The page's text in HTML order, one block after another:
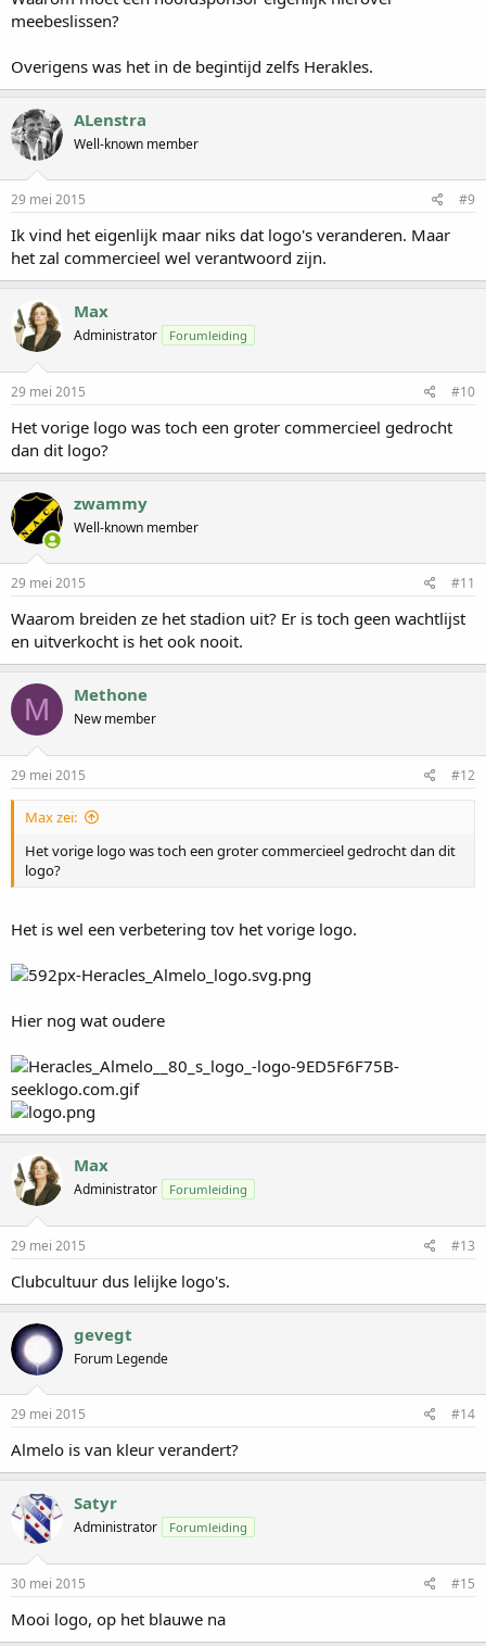
meebeslissen?
Overigens was het in de begintijd zelfs Herakles.
ALenstra
Well-known member
29 mei 2015 #9
Ik vind het eigenlijk maar niks dat logo's veranderen. Maar
het zal commercieel wel verantwoord zijn.
Max
Administrator Forumleiding
29 mei 2015 #10
Het vorige logo was toch een groter commercieel gedrocht
dan dit logo?
zwammy
Well-known member
29 mei 2015 #11
Waarom breiden ze het stadion uit? Er is toch geen wachtlijst
en uitverkocht is het ook nooit.
M Methone
New member
29 mei 2015 #12
Max zei:
Het vorige logo was toch een groter commercieel gedrocht dan dit
logo?
Het is wel een verbetering tov het vorige logo.
Hier nog wat oudere
Max
Administrator Forumleiding
29 mei 2015 #13
Clubcultuur dus lelijke logo's.
gevegt
Forum Legende
29 mei 2015 #14
Almelo is van kleur verandert?
Satyr
Administrator Forumleiding
30 mei 2015 #15
Mooi logo, op het blauwe na